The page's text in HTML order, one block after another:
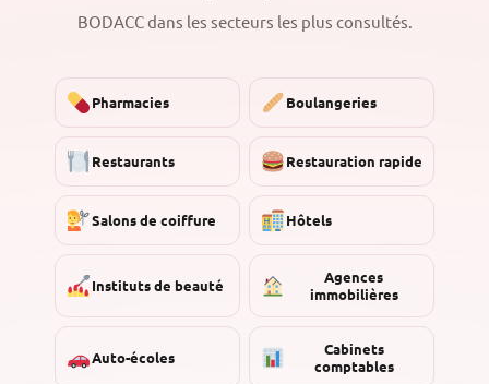
BODACC dans les secteurs les plus consultés.
Pharmacies Boulangeries
Restaurants Restauration rapide
Salons de coiffure Hôtels
Instituts de beauté
Agences
immobilières
Auto-écoles
Cabinets
comptables